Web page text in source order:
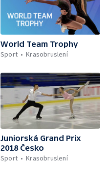
World Team Trophy
Sport
Krasobruslení
Juniorská Grand Prix
2018 Česko
Sport
Krasobruslení